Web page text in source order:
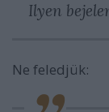
Ilyen
Ne feledjük: